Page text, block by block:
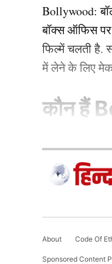
HN STAFF 1
Having
crafting...
Bollywood:
बॉक्स ऑफिस
फिल्में चलती है.
में लेने के लिए
कौन हैं
About Code Of
Sponsored Content